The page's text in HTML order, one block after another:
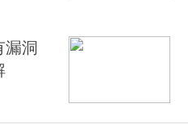
漏洞